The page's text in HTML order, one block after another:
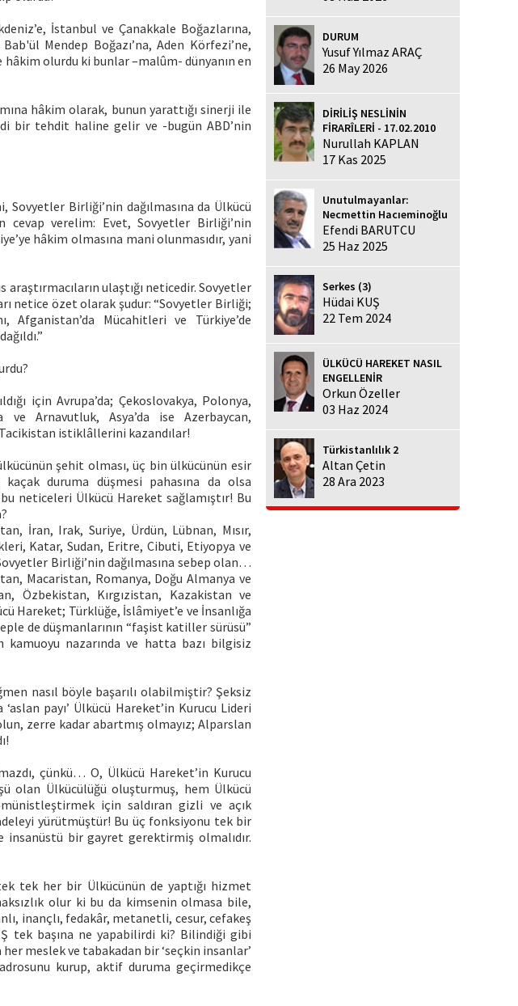
İstanbul ve Çanakkale Boğazlarına,
Bab'ül Mendep Boğazı’na, Aden Körfezi’ne,
hâkim olurdu ki bunlar –malûm- dünyanın en
hâkim olarak, bunun yarattığı sinerji ile
bir tehdit haline gelir ve -bugün ABD’nin
Birliği’nin dağılmasına da Ülkücü
verelim: Evet, Sovyetler Birliği’nin
hâkim olmasına mani olunmasıdır, yani
ulaştığı neticedir. Sovyetler
netice özet olarak şudur: “Sovyetler Birliği;
Afganistan’da Mücahitleri ve Türkiye’de
için Avrupa’da; Çekoslovakya, Polonya,
Arnavutluk, Asya’da ise Azerbaycan,
istiklâllerini kazandılar!
şehit olması, üç bin ülkücünün esir
duruma düşmesi pahasına da olsa
neticeleri Ülkücü Hareket sağlamıştır! Bu
İran, Irak, Suriye, Ürdün, Lübnan, Mısır,
Katar, Sudan, Eritre, Cibuti, Etiyopya ve
Birliği’nin dağılmasına sebep olan…
Macaristan, Romanya, Doğu Almanya ve
Özbekistan, Kırgızistan, Kazakistan ve
Hareket; Türklüğe, İslâmiyet’e ve İnsanlığa
de düşmanlarının “faşist katiller sürüsü”
kamuoyu nazarında ve hatta bazı bilgisiz
nasıl böyle başarılı olabilmiştir? Şeksiz
payı’ Ülkücü Hareket’in Kurucu Lideri
zerre kadar abartmış olmayız; Alparslan
çünkü… O, Ülkücü Hareket’in Kurucu
olan Ülkücülüğü oluşturmuş, hem Ülkücü
için saldıran gizli ve açık
yürütmüştür! Bu üç fonksiyonu tek bir
bir gayret gerektirmiş olmalıdır.
tek her bir Ülkücünün de yaptığı hizmet
olur ki bu da kimsenin olmasa bile,
inançlı, fedakâr, metanetli, cesur, cefakeş
tek başına ne yapabilirdi ki? Bilindiği gibi
her meslek ve tabakadan bir ‘seçkin insanlar’
kurup, aktif duruma geçirmedikçe
DURUM
Yusuf Yılmaz ARAÇ
26 May 2026
DİRİLİŞ NESLİNİN
FİRARÎLERİ - 17.02.2010
Nurullah KAPLAN
17 Kas 2025
Unutulmayanlar:
Necmettin Hacıeminoğlu
Efendi BARUTCU
25 Haz 2025
Serkes (3)
Hüdai KUŞ
22 Tem 2024
ÜLKÜCÜ HAREKET NASIL
ENGELLENİR
Orkun Özeller
03 Haz 2024
Türkistanlılık 2
Altan Çetin
28 Ara 2023